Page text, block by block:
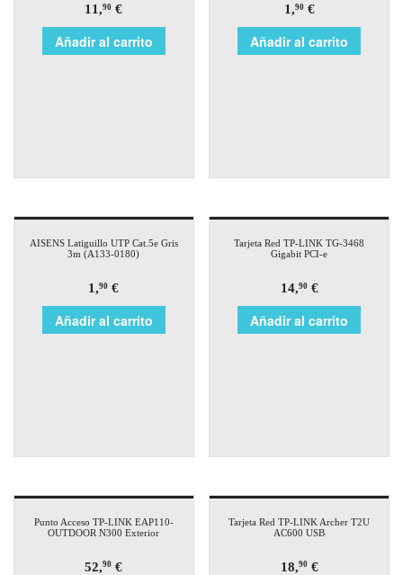
11,90 €
Añadir al carrito
1,90€
Añadir al carrito
AISENS Latiguillo UTP Cat.5e Gris
3m (A133-0180)
1,90 €
Añadir al carrito
Tarjeta Red TP-LINK TG-3468
Gigabit PCI-e
14,90€
Añadir al carrito
Punto Acceso TP-LINK EAP110-
OUTDOOR N300 Exterior
52,90 €
Tarjeta Red TP-LINK Archer T2U
AC600 USB
18,90€